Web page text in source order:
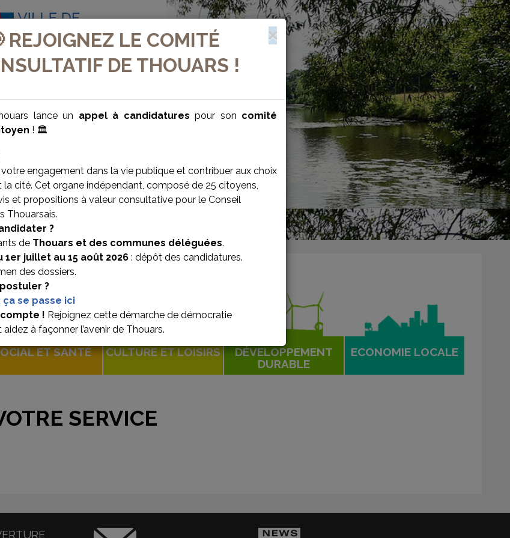
REJOIGNEZ LE COMITÉ
DE THOUARS !
lance un appel à candidatures pour son comité
! 🏛️
engagement dans la vie publique et contribuer aux choix
la cité. Cet organe indépendant, composé de 25 citoyens,
et propositions à valeur consultative pour le Conseil
Thouarsais.
?
de Thouars et des communes déléguées.
1er juillet au 15 août 2026 : dépôt des candidatures.
des dossiers.
?
ça se passe ici
! Rejoignez cette démarche de démocratie
à façonner l’avenir de Thouars.
ET SANTÉ CULTURE ET LOISIRS
DÉVELOPPEMENT
DURABLE
ECONOMIE LOCALE
SERVICE